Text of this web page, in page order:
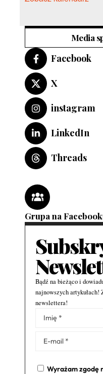
Media
Facebook
X
instagram
LinkedIn
Threads
Grupa na
Bądź na bieżąco i
najnowszych artykułach!
newslettera!
Wyrażam zgodę
Alternative: